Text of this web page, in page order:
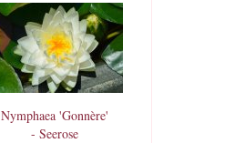
Nymphaea 'Gonnère'
- Seerose